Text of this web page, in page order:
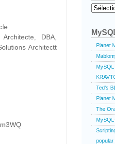
DBA,
Architectt
Archives
Planet
Ted's
Planet
The
popular